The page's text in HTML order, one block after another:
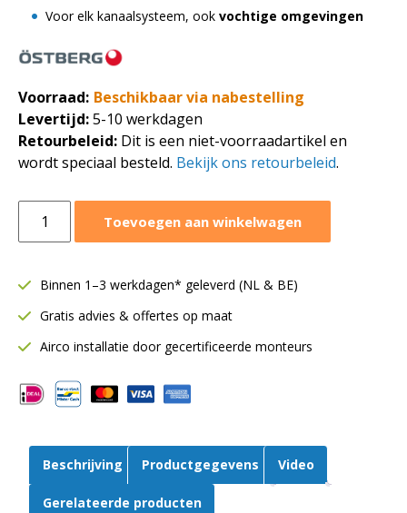
Voor elk kanaalsysteem, ook vochtige omgevingen
Voorraad: Beschikbaar via nabestelling
Levertijd:5-10 werkdagen
Retourbeleid: Dit is een niet-voorraadartikel en
wordt speciaal besteld. Bekijk ons retourbeleid.
kanaalventilator
mm
430
m³/h
LPKB
Silent
B1
Toevoegen aan winkelwagen
Binnen 1–3 werkdagen* geleverd (NL & BE)
Gratis advies & offertes op maat
Airco installatie door gecertificeerde monteurs
Beschrijving Productgegevens Video
Gerelateerde producten